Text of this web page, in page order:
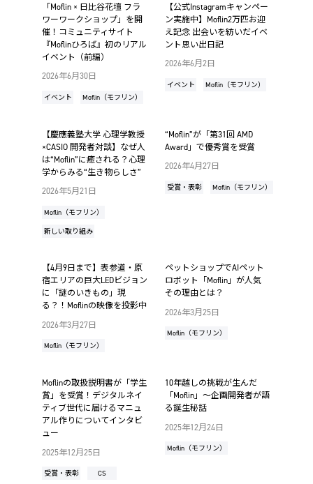
2026年6月30日
イベント Moflin（モフリン）
「Moflin × 日比谷花壇 フラ
ワーワークショップ」を開
催！コミュニティサイト
『Moflinひろば』初のリアル
イベント（前編）
2026年6月2日
イベント Moflin（モフリン）
【公式Instagramキャンペー
ン実施中】Moflin2万匹お迎
え記念 出会いを紡いだイベ
ント思い出日記
2026年5月21日
Moflin（モフリン）
新しい取り組み
【慶應義塾大学 心理学教授
×CASIO 開発者対談】なぜ人
は“Moflin”に癒される？心理
学からみる“生き物らしさ”
2026年4月27日
受賞・表彰 Moflin（モフリン）
“Moflin”が「第31回 AMD
Award」で優秀賞を受賞
2026年3月27日
Moflin（モフリン）
【4月9日まで】表参道・原
宿エリアの巨大LEDビジョン
に「謎のいきもの」現
る？！Moflinの映像を投影中
2026年3月25日
Moflin（モフリン）
ペットショップでAIペット
ロボット「Moflin」が人気
その理由とは？
2025年12月25日
受賞・表彰 CS
Moflinの取扱説明書が「学生
賞」を受賞！デジタルネイ
ティブ世代に届けるマニュ
アル作りについてインタビ
ュー
2025年12月24日
Moflin（モフリン）
10年越しの挑戦が生んだ
「Moflin」～企画開発者が語
る誕生秘話